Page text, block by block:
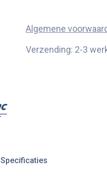
Algemene
Verzending: 2-3
Specificaties